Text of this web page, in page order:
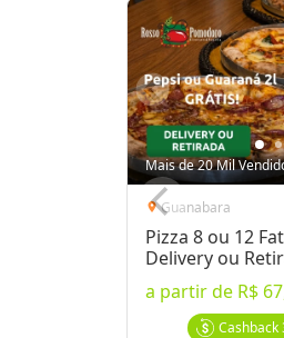
Compartilhe essa
Receba as
WhatsApp!
Destaques &
Pizza Grande 8
São 30
Mais de 20 Mil
location_onGuanabara
Pizza 8 ou 12
Delivery ou
a partir de R$
Cashback